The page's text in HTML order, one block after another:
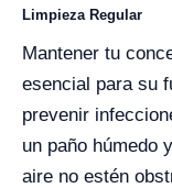
Limpieza Regular
Mantener tu
esencial para su
prevenir
un paño húmedo
aire no estén